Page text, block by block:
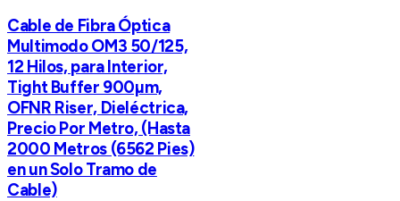
Cable de Fibra Óptica
Multimodo OM3 50/125,
12 Hilos, para Interior,
Tight Buffer 900µm,
OFNR Riser, Dieléctrica,
Precio Por Metro, (Hasta
2000 Metros (6562 Pies)
en un Solo Tramo de
Cable)